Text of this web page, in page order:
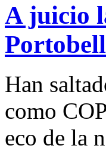
A juicio
Han
como
eco de la